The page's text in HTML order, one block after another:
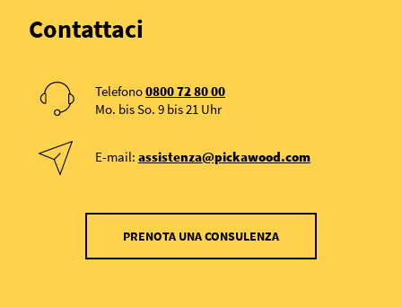
Contattaci
Telefono0800 72 80 00
Mo. bis So. 9 bis 21 Uhr
E-mail: assistenza@pickawood.com
PRENOTA UNA CONSULENZA